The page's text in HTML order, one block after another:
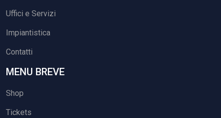
Uffici e Servizi
Impiantistica
Contatti
MENU BREVE
Shop
Tickets